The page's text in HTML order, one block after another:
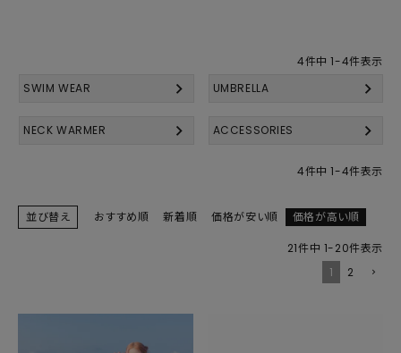
4件中 1-4件表示
SWIM WEAR
UMBRELLA
NECK WARMER ACCESSORIES
4件中 1-4件表示
並び替え おすすめ順 新着順 価格が安い順 価格が高い順
21件中 1-20件表示
1
2